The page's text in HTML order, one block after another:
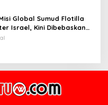
Global Sumud Flotilla
Israel, Kini Dibebaskan
Istanbul